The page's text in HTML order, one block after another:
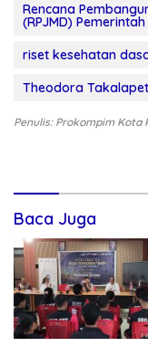
Rencana
(RPJMD)
riset kesehatan
Theodora
Penulis: Prokompim Kota
Baca Juga